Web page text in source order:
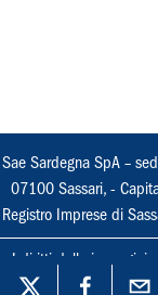
Sae Sardegna SpA –
07100 Sassari, -
Registro Imprese di
I diritti delle immagini
loro riproduzione con